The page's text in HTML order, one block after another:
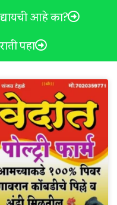
आहे का?
पहा